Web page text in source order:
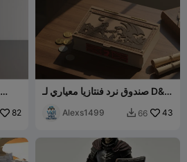
82
صندوق نرد فنتازيا معياري لـ D&D
Alexs1499  66 43